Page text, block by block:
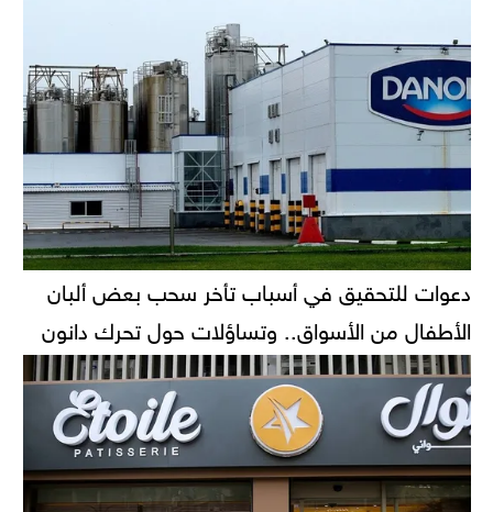
دعوات للتحقيق في أسباب تأخر سحب بعض ألبان
الأطفال من الأسواق.. وتساؤلات حول تحرك دانون